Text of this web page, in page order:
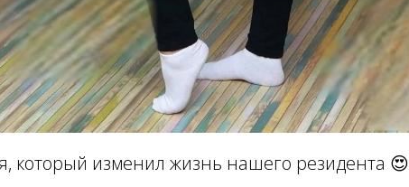
который изменил жизнь нашего резидента 😍